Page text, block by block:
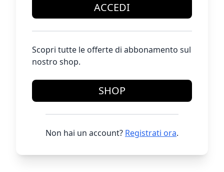
ACCEDI
Scopri tutte le offerte di abbonamento sul
nostro shop.
SHOP
Non hai un account? Registrati ora.